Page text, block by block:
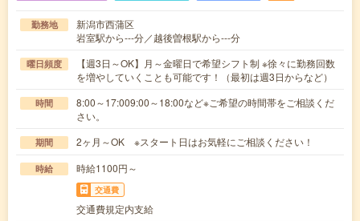
勤務地
新潟市西蒲区
岩室駅から---分／越後曽根駅から---分
曜日頻度
【週3日～OK】月～金曜日で希望シフト制 ※徐々に勤務回数
を増やしていくことも可能です！（最初は週3日からなど）
時間
8:00～17:009:00～18:00など※ご希望の時間帯をご相談くだ
さい。
期間 2ヶ月～OK ※スタート日はお気軽にご相談ください！
時給 時給1100円～
交通費
交通費規定内支給